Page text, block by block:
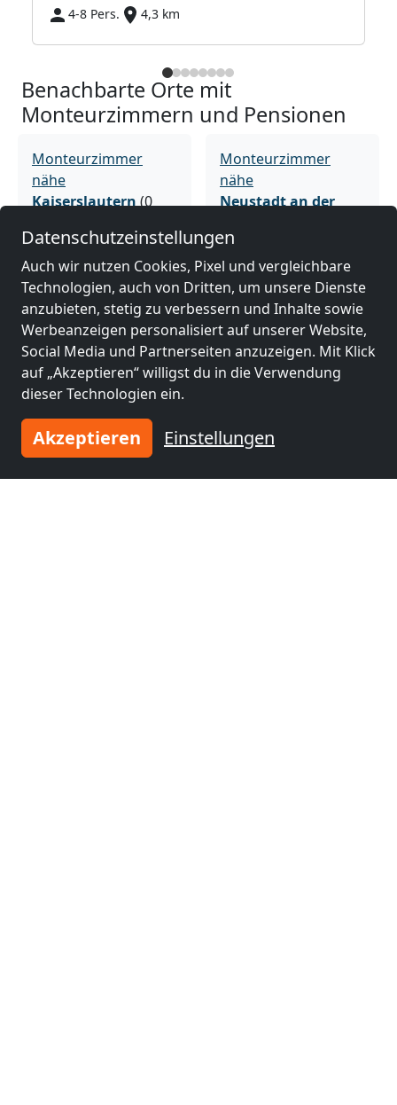
4-8 Pers.
4,3 km
Benachbarte Orte mit
Monteurzimmern und Pensionen
Monteurzimmer
nähe
Kaiserslautern(0
Monteurzimmer
nähe
Neustadt an der
Monteurzimmer
nähe
Frankenthal(59 km)
Monteurzimmer
nähe
Rastatt(73 km)
Monteurzimmer
nähe
Mainz(74 km)
Datenschutzeinstellungen
Auch wir nutzen Cookies, Pixel und vergleichbare
Technologien, auch von Dritten, um unsere Dienste
anzubieten, stetig zu verbessern und Inhalte sowie
Werbeanzeigen personalisiert auf unserer Website,
Social Media und Partnerseiten anzuzeigen. Mit Klick
auf „Akzeptieren“ willigst du in die Verwendung
dieser Technologien ein.
Akzeptieren Einstellungen